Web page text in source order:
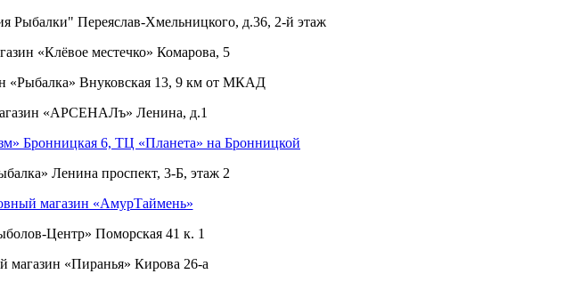
Рыбалки" Переяслав-Хмельницкого, д.36, 2-й этаж
«Клёвое местечко» Комарова, 5
«Рыбалка» Внуковская 13, 9 км от МКАД
«АРСЕНАЛъ» Ленина, д.1
Бронницкая 6, ТЦ «Планета» на Бронницкой
Ленина проспект, 3-Б, этаж 2
магазин «АмурТаймень»
Центр» Поморская 41 к. 1
магазин «Пиранья» Кирова 26-а